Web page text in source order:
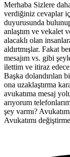
Merhaba Sizlere
verdiğiniz cevaplar
duyurusunda
anlaştım ve vekalet
alacaklı olan
aldırtmışlar. Fakat
mesajım vs. gibi
ilettim ve itiraz
Başka dolandırılan
ona uzaklaştırma
avukatıma mesaj
arıyorum
şey varmı?
Avukatımı